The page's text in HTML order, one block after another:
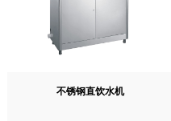
不锈钢直饮水机